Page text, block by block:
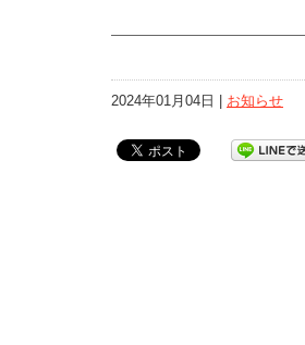
2024年01月04日 | お知らせ